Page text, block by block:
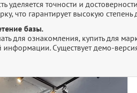
уделяется точности и
что гарантирует высокую
базы.
для ознакомления, купить для
Существует демо-